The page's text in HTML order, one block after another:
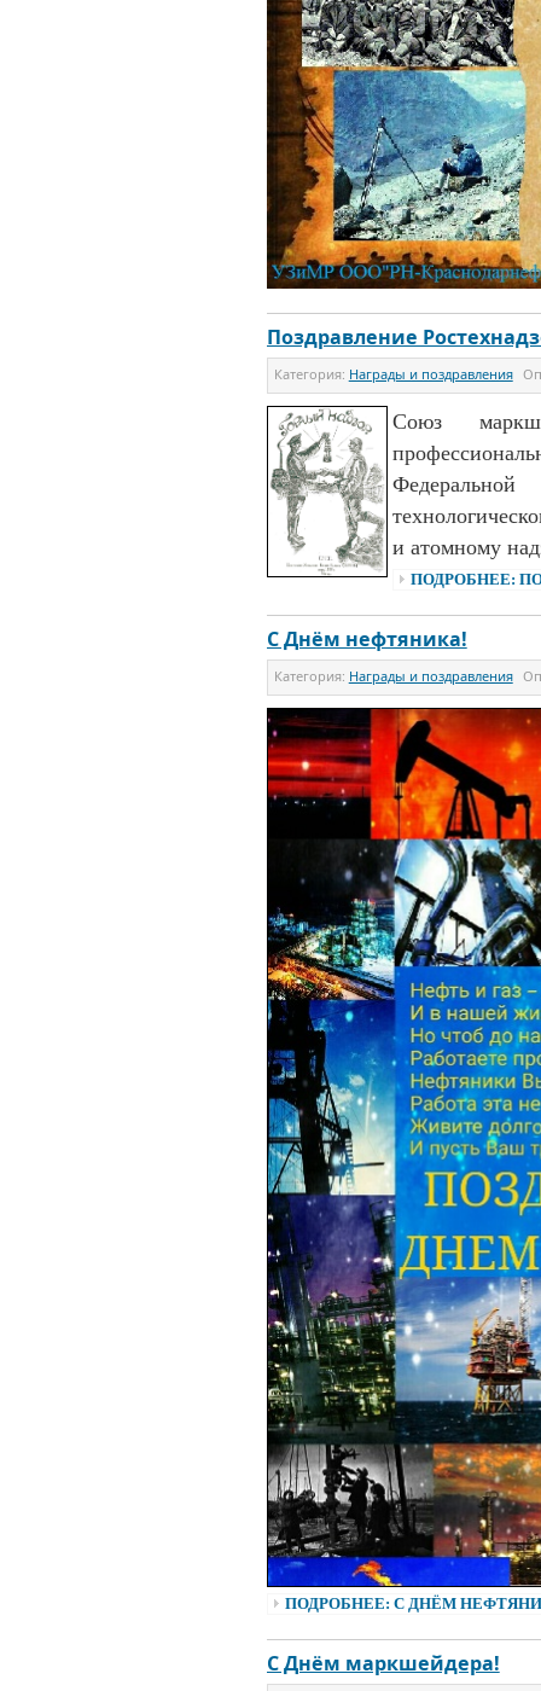
Поздравление
Категория: Награды и поздравления
Союз
и атомному
ПОДРОБНЕЕ:
С Днём нефтяника!
Категория: Награды и поздравления
ПОДРОБНЕЕ: С ДНЁМ
С Днём маркшейдера!